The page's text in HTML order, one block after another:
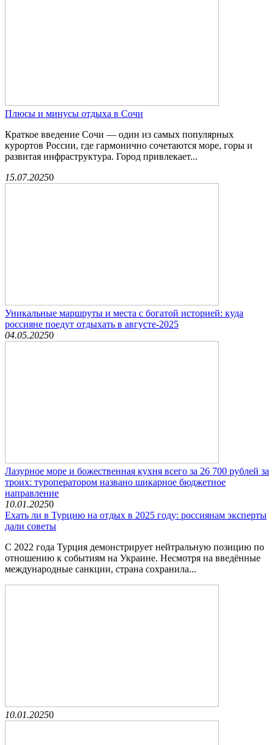
Плюсы и минусы отдыха в Сочи
Краткое введение Сочи — один из самых популярных
курортов России, где гармонично сочетаются море, горы и
развитая инфраструктура. Город привлекает...
15.07.20250
Уникальные маршруты и места с богатой историей: куда
россияне поедут отдыхать в августе-2025
04.05.20250
Лазурное море и божественная кухня всего за 26 700 рублей за
троих: туроператором названо шикарное бюджетное
направление
10.01.20250
Ехать ли в Турцию на отдых в 2025 году: россиянам эксперты
дали советы
С 2022 года Турция демонстрирует нейтральную позицию по
отношению к событиям на Украине. Несмотря на введённые
международные санкции, страна сохранила...
10.01.20250